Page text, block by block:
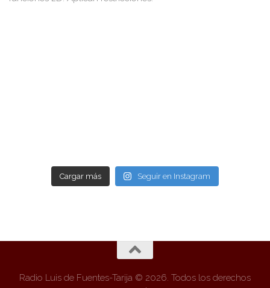
Cargar más Seguir en Instagram
Radio Luis de Fuentes-Tarija © 2026. Todos los derechos